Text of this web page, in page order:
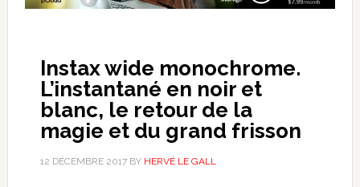
Instax wide monochrome.
L’instantané en noir et
blanc, le retour de la
magie et du grand frisson
12 DÉCEMBRE 2017BY HERVÉ LE GALL